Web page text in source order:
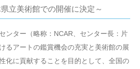
立美術館での開催に決定～
ンター（略称：NCAR、センター長：片
るアートの鑑賞機会の充実と美術館の展
化に貢献することを目的として、全国の